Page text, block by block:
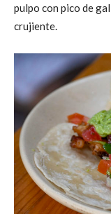
pulpo con pico de
crujiente.